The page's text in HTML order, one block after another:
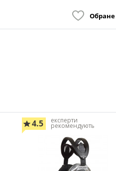
Обране
4.5 експерти
рекомендують